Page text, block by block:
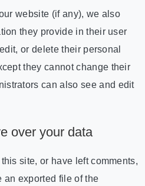
website (if any), we also
they provide in their user
or delete their personal
they cannot change their
can also see and edit
over your data
site, or have left comments,
an exported file of the